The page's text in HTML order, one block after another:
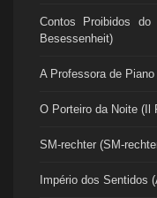
Contos Proibidos
Besessenheit)
A Professora de
O Porteiro da Noite (Il
SM-rechter (SM-
Império dos Sentidos